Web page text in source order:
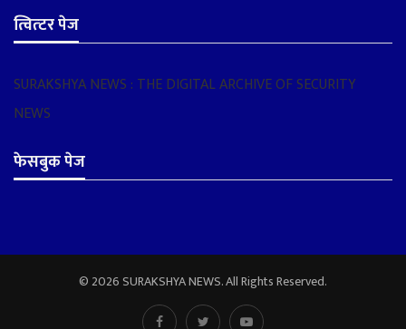
त्वित्टर पेज
SURAKSHYA NEWS : THE DIGITAL ARCHIVE OF SECURITY
NEWS
फेसबुक पेज
© 2026 SURAKSHYA NEWS. All Rights Reserved.